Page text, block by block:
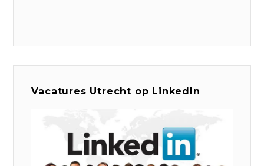
Vacatures Utrecht op LinkedIn